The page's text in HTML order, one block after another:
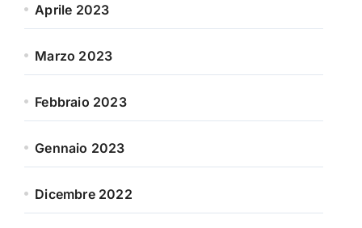
Aprile 2023
Marzo 2023
Febbraio 2023
Gennaio 2023
Dicembre 2022